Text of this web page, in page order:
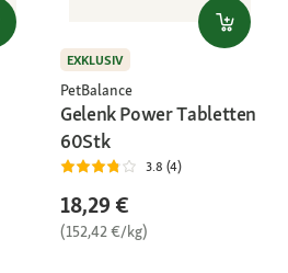
EXKLUSIV
PetBalance
Gelenk Power Tabletten
60Stk
3.8 (4)
18,29 €
(152,42 €/kg)